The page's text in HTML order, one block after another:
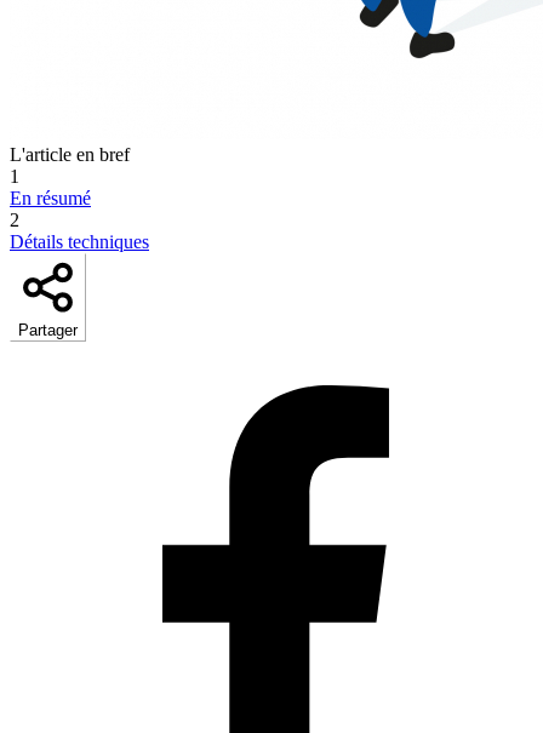
L'article en bref
1
En résumé
2
Détails techniques
Partager